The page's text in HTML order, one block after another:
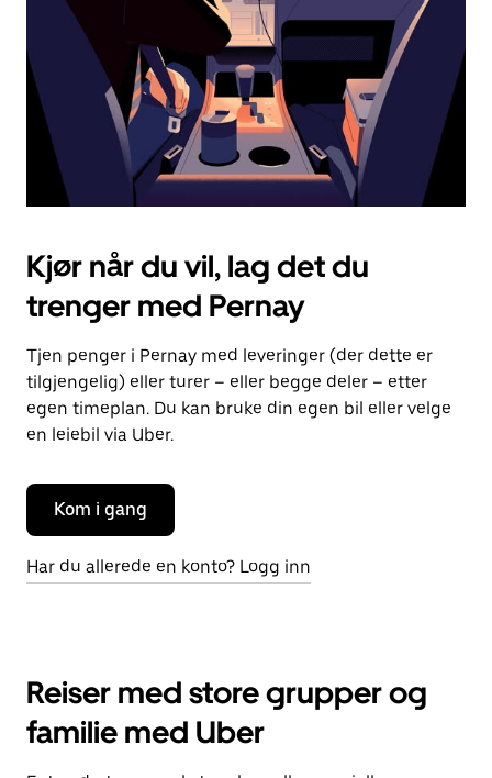
kalenderen.
Kjør når du vil, lag det du
trenger med Pernay
Tjen penger i Pernay med leveringer (der dette er
tilgjengelig) eller turer – eller begge deler – etter
egen timeplan. Du kan bruke din egen bil eller velge
en leiebil via Uber.
Kom i gang
Har du allerede en konto? Logg inn
Reiser med store grupper og
familie med Uber